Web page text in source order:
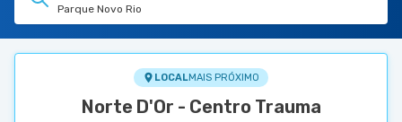
TUASAUDE.COM
Parque Novo Rio
LOCALMAIS PRÓXIMO
Norte D'Or - Centro Trauma